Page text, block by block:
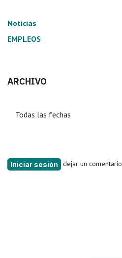
Noticias
EMPLEOS
ARCHIVO
Iniciar sesión dejar un comentario